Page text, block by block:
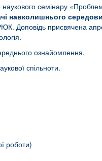
семінару
навколишнього
Доповідь присвячена
ознайомлення.
спільноти.
роботи)